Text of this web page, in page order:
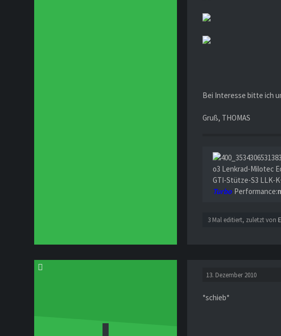
Bei Interesse bitte ich
Gruß, THOMAS
o3 Lenkrad-Milotec
GTI-Stütze-S3 LLK-
Turbo Performance:
3 Mal editiert, zuletzt von
13. Dezember 2010
*schieb*